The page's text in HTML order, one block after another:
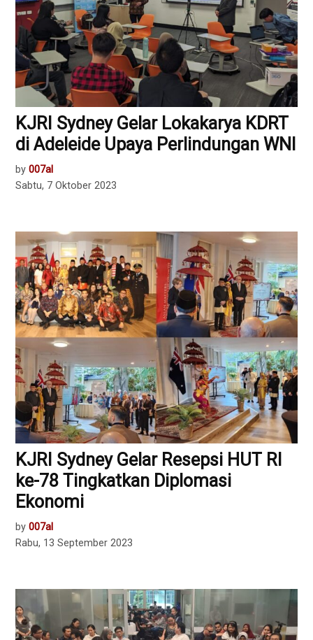
KJRI Sydney Gelar Lokakarya KDRT
di Adeleide Upaya Perlindungan WNI
by 007al
Sabtu, 7 Oktober 2023
KJRI Sydney Gelar Resepsi HUT RI
ke-78 Tingkatkan Diplomasi
Ekonomi
by 007al
Rabu, 13 September 2023